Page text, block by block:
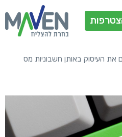
את העיסוק באותן חשבוניות מס